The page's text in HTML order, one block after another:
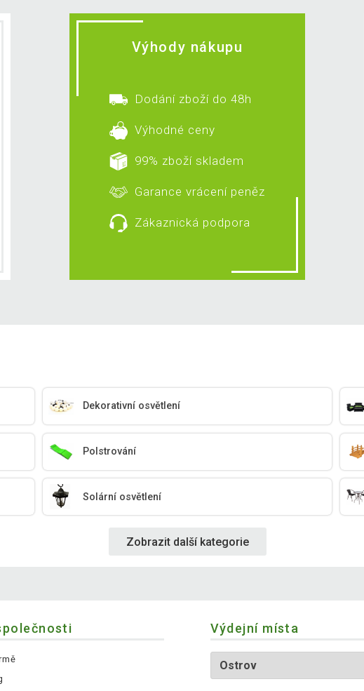
Výhody nákupu
Dodání zboží do 48h
Výhodné ceny
99% zboží skladem
Garance vrácení peněz
Zákaznická podpora
Dekorativní osvětlení
Polstrování
Solární osvětlení
Zobrazit další kategorie
Výdejní místa